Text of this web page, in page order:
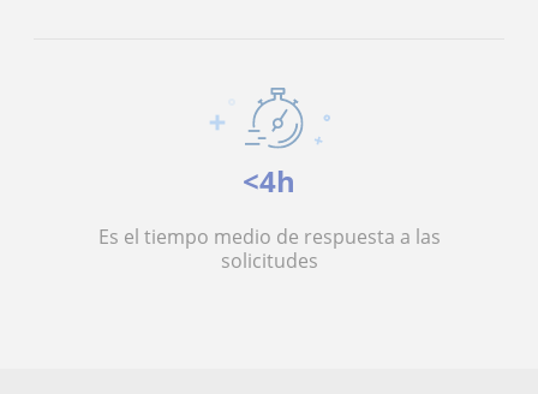
<4h
Es el tiempo medio de respuesta a las
solicitudes